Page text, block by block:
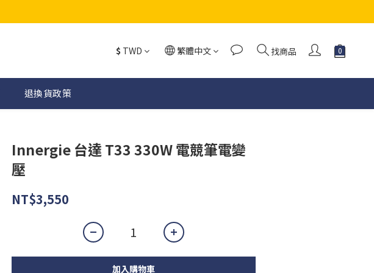
$ TWD 繁體中文 找商品
退換貨政策
Innergie 台達 T33 330W 電競筆電變
壓
NT$3,550
加入購物車